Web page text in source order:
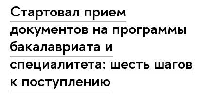
Стартовал прием
документов на программы
бакалавриата и
специалитета: шесть шагов
к поступлению